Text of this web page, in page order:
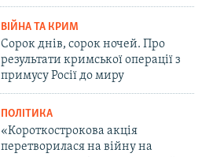
ВІЙНА ТА КРИМ
Сорок днів, сорок ночей. Про
результати кримської операції з
примусу Росії до миру
ПОЛІТИКА
«Короткострокова акція
перетворилася на війну на